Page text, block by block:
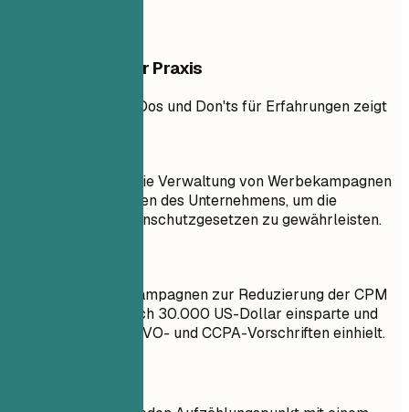
Beispiele aus der Praxis
Praxisbeispiel, das Dos und Don'ts für Erfahrungen zeigt
Verantwortlich für die Verwaltung von Werbekampagnen
gemäß den Richtlinien des Unternehmens, um die
Einhaltung von Datenschutzgesetzen zu gewährleisten.
Optimierte Werbekampagnen zur Reduzierung der CPM
um 25 %, was jährlich 30.000 US-Dollar einsparte und
gleichzeitig die DSGVO- und CCPA-Vorschriften einhielt.